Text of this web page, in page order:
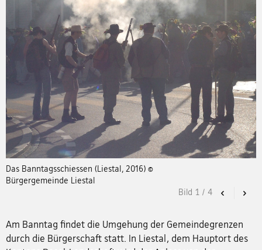
Das Banntagsschiessen (Liestal, 2016) ©
Bürgergemeinde Liestal
Previous
Bild 1 / 4
Am Banntag findet die Umgehung der Gemeindegrenzen
durch die Bürgerschaft statt. In Liestal, dem Hauptort des